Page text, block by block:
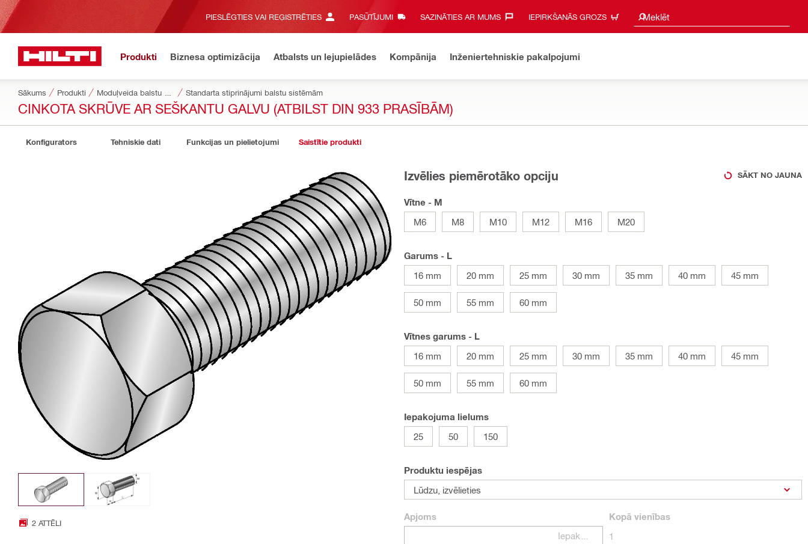
PIESLĒGTIES VAI REĢISTRĒTIES PASŪTĪJUMI SAZINĀTIES AR MUMS‎ IEPIRKŠANĀS GROZS Meklēt
Meklēšanas ieteikumi
Produkti Biznesa optimizācija Atbalsts un lejupielādes Kompānija Inženiertehniskie pakalpojumi
Sākums Produkti Standarta stiprinājumi balstu sistēmām
CINKOTA SKRŪVE AR SEŠKANTU GALVU (ATBILST DIN 933 PRASĪBĀM)
Konfigurators Tehniskie dati Funkcijas un pielietojumi Saistītie produkti
2 ATTĒLI
Izvēlies piemērotāko opciju SĀKT NO JAUNA
Vītne - M
M6
M8 M10 M12 M16 M20
Garums - L
16 mm
20 mm 25 mm 30 mm 35 mm 40 mm 45 mm
50 mm 55 mm 60 mm
Vītnes garums - L
16 mm
20 mm 25 mm 30 mm 35 mm 40 mm 45 mm
50 mm 55 mm 60 mm
Iepakojuma lielums
25
50 150
Produktu iespējas
Lūdzu, izvēlieties
Apjoms
Kopā vienības
1